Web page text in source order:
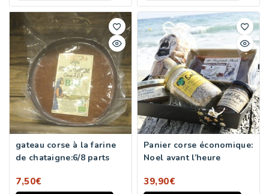
gateau corse à la farine
de chataigne:6/8 parts
7,50€
Panier corse économique:
Noel avant l’heure
39,90€